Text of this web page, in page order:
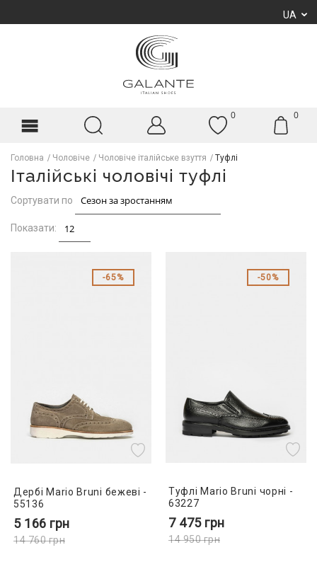
UA
0 0
Головна Чоловіче Чоловіче італійське взуття Туфлі
Італійські чоловічі туфлі
Сортувати по
Показати:
65%
Дербі Mario Bruni бежеві -
55136
5 166 грн
14 760грн
50%
Туфлі Mario Bruni чорні -
63227
7 475 грн
14 950грн